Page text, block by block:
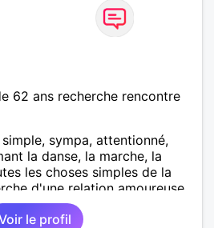
62 ans recherche rencontre
sympa, attentionné,
la danse, la marche, la
les choses simples de la
d'une relation amoureuse
sur la confiance et le
le profil